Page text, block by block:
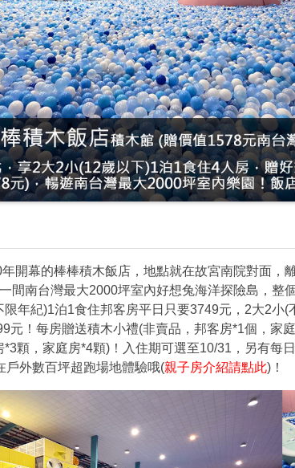
開幕的棒棒積木飯店，地點就在故宮南院對面，
間南台灣最大2000坪室內好想兔海洋探險島，整
限年紀)1泊1食住邦客房平日只要3749元，2大2小(
元！每房贈送積木小禮(非賣品，邦客房*1個，家
顆，家庭房*4顆)！入住期可選至10/31，另有每
戶外數百坪超跑場地體驗哦(親子房介紹請點此)！